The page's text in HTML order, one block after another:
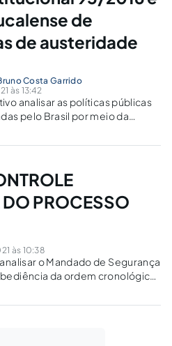
de
de austeridade
Costa Garrido
às 13:42
analisar as políticas públicas
pelo Brasil por meio da
análogo.
PROCESSO
às 10:38
o Mandado de Segurança
da ordem cronológica
11 MPs enviadas ao